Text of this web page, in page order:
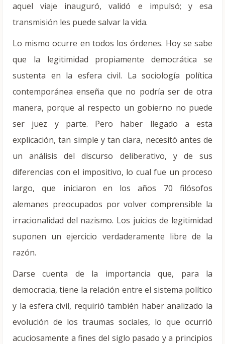
aquel viaje inauguró, validó e impulsó; y esa
transmisión les puede salvar la vida.
Lo mismo ocurre en todos los órdenes. Hoy se sabe
que la legitimidad propiamente democrática se
sustenta en la esfera civil. La sociología política
contemporánea enseña que no podría ser de otra
manera, porque al respecto un gobierno no puede
ser juez y parte. Pero haber llegado a esta
explicación, tan simple y tan clara, necesitó antes de
un análisis del discurso deliberativo, y de sus
diferencias con el impositivo, lo cual fue un proceso
largo, que iniciaron en los años 70 filósofos
alemanes preocupados por volver comprensible la
irracionalidad del nazismo. Los juicios de legitimidad
suponen un ejercicio verdaderamente libre de la
razón.
Darse cuenta de la importancia que, para la
democracia, tiene la relación entre el sistema político
y la esfera civil, requirió también haber analizado la
evolución de los traumas sociales, lo que ocurrió
acuciosamente a fines del siglo pasado y a principios